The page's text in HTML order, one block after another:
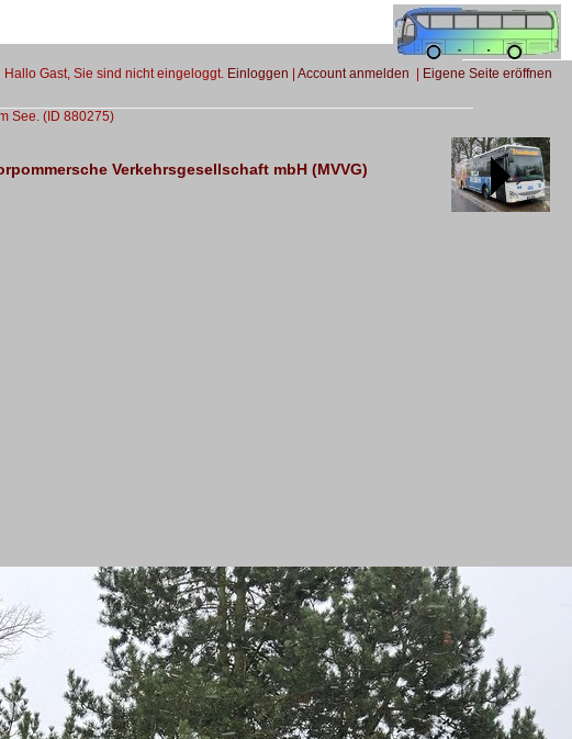
Hallo Gast, Sie sind nicht eingeloggt. Einloggen Account anmelden Eigene Seite eröffnen
See. (ID 880275)
Verkehrsgesellschaft mbH (MVVG)